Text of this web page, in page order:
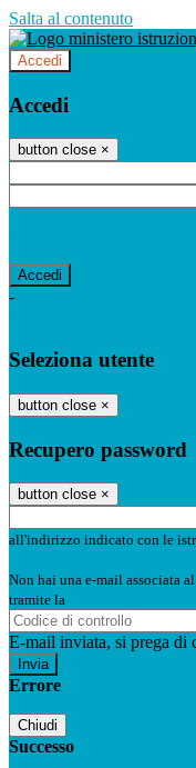
Salta al contenuto
Accedi
Accedi
button close ×
-
Seleziona utente
button close ×
Recupero password
button close ×
all'indirizzo indicato con le
Non hai una e-mail associata
tramite la
E-mail inviata, si prega di
Errore
Chiudi
Successo